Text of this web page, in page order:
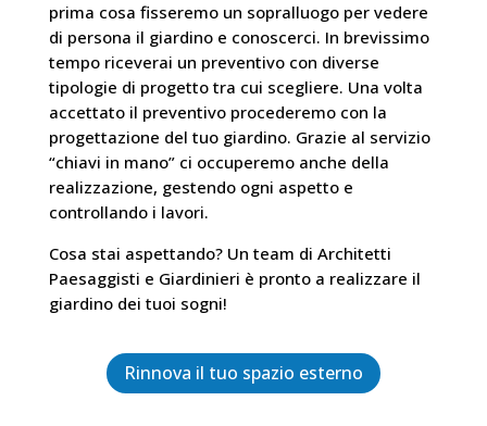
prima cosa fisseremo un sopralluogo per vedere
di persona il giardino e conoscerci. In brevissimo
tempo riceverai un preventivo con diverse
tipologie di progetto tra cui scegliere. Una volta
accettato il preventivo procederemo con la
progettazione del tuo giardino. Grazie al servizio
“chiavi in mano” ci occuperemo anche della
realizzazione, gestendo ogni aspetto e
controllando i lavori.
Cosa stai aspettando? Un team di Architetti
Paesaggisti e Giardinieri è pronto a realizzare il
giardino dei tuoi sogni!
Rinnova il tuo spazio esterno